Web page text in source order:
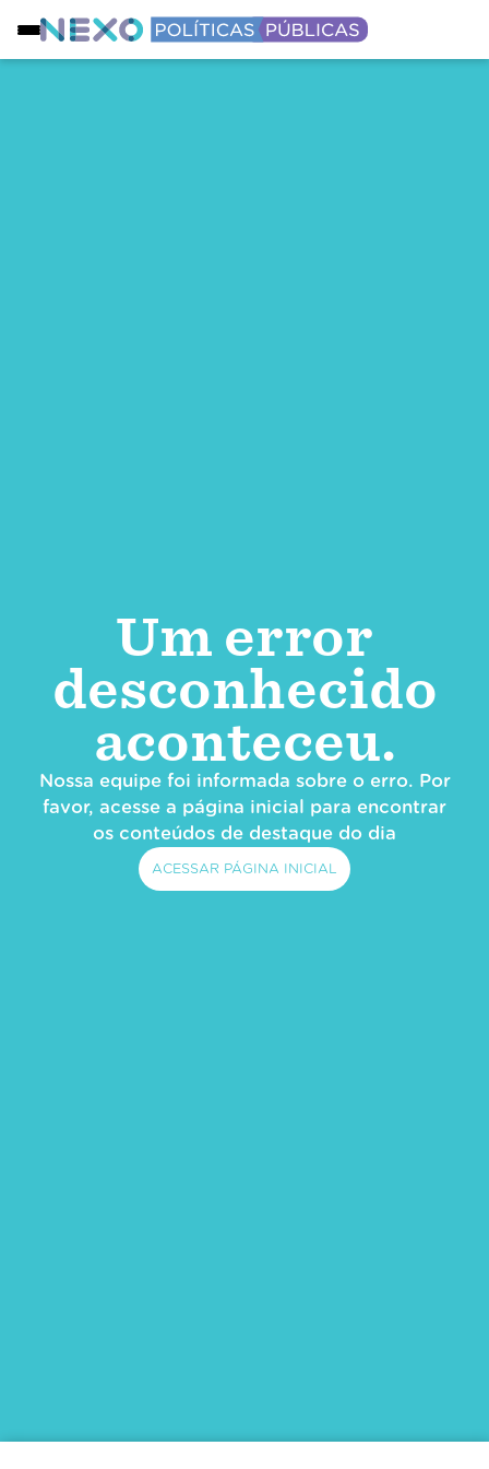
Um error
desconhecido
aconteceu.
Nossa equipe foi informada sobre o erro. Por
favor, acesse a página inicial para encontrar
os conteúdos de destaque do dia
ACESSAR PÁGINA INICIAL